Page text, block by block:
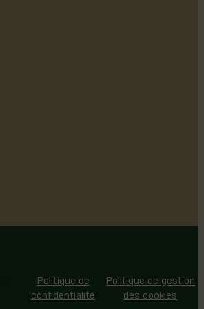
Politique de
confidentialité
Politique de gestion
des cookies